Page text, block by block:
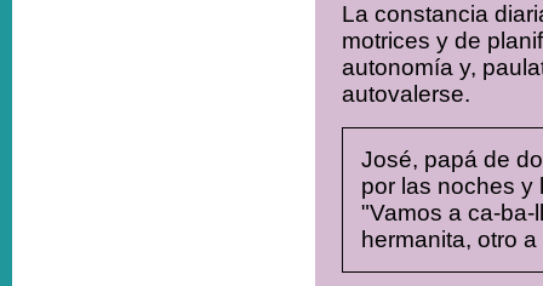
La constancia
motrices y de
autonomía y,
autovalerse.
José, papá de
por las noches y
"Vamos a ca-ba-
hermanita, otro